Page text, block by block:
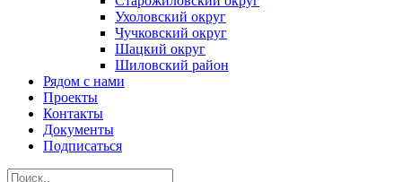
Ухоловский округ
Чучковский округ
Шацкий округ
Шиловский район
Рядом с нами
Проекты
Контакты
Документы
Подписаться